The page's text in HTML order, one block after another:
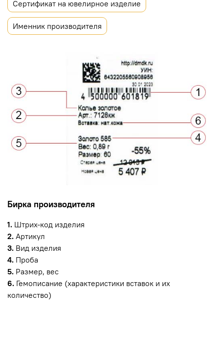
Сертификат на ювелирное изделие
Именник производителя
Бирка производителя
1. Штрих-код изделия
2. Артикул
3. Вид изделия
4. Проба
5. Размер, вес
6. Гемописание (характеристики вставок и их
количество)